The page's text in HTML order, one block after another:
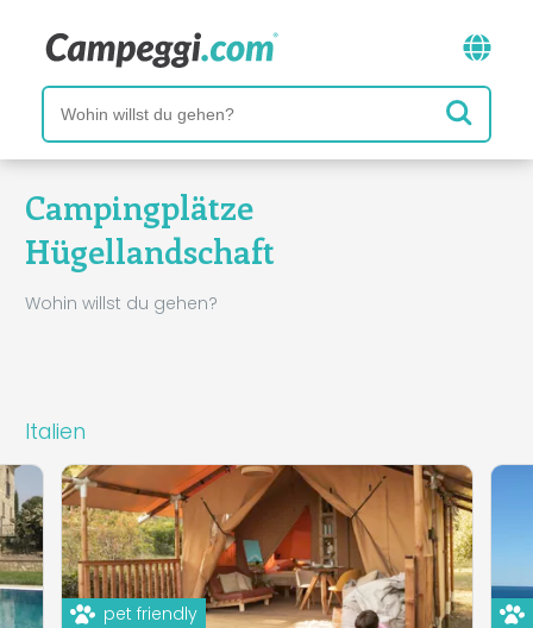
Campingplätze
Hügellandschaft
Wohin willst du gehen?
Italien
pet friendly